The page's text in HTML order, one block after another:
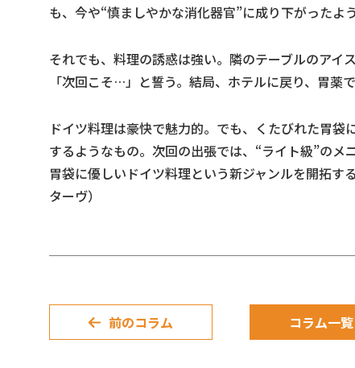
も、今や“慎ましやかな消化器官”に成り下がったよう
それでも、料理の誘惑は強い。隣のテーブルのアイ
「次回こそ…」と誓う。結局、ホテルに戻り、胃薬
ドイツ料理は豪快で魅力的。でも、くたびれた胃
するようなもの。次回の出張では、“ライト級”のメ
胃袋に優しいドイツ料理という新ジャンルを開拓
ターヴ）
前のコラム コラム一覧